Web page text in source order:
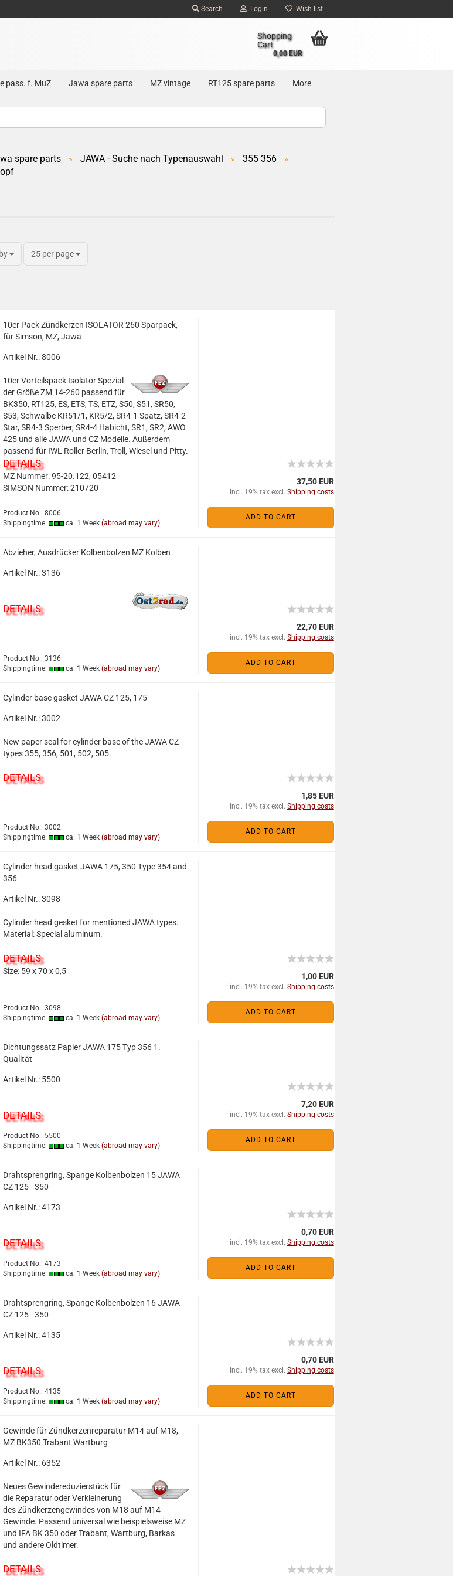
Search Login Wish list
Shopping
Cart
0,00 EUR
pass. f. MuZ Jawa spare parts MZ vintage RT125 spare parts More
spare parts » JAWA - Suche nach Typenauswahl » 355 356 »
25 per page
10er Pack Zündkerzen ISOLATOR 260 Sparpack,
für Simson, MZ, Jawa
Artikel Nr.: 8006
10er Vorteilspack Isolator Spezial
der Größe ZM 14-260 passend für
BK350, RT125, ES, ETS, TS, ETZ, S50, S51, SR50,
S53, Schwalbe KR51/1, KR5/2, SR4-1 Spatz, SR4-2
Star, SR4-3 Sperber, SR4-4 Habicht, SR1, SR2, AWO
425 und alle JAWA und CZ Modelle. Außerdem
passend für IWL Roller Berlin, Troll, Wiesel und Pitty.
DETAILS
MZ Nummer: 95-20.122, 05412
SIMSON Nummer: 210720
Product No.: 8006
Shippingtime:
ca. 1 Week (abroad may vary)
37,50 EUR
incl. 19% tax excl. Shipping costs
ADD TO CART
Abzieher, Ausdrücker Kolbenbolzen MZ Kolben
Artikel Nr.: 3136
DETAILS
Product No.: 3136
Shippingtime:
ca. 1 Week (abroad may vary)
22,70 EUR
incl. 19% tax excl. Shipping costs
ADD TO CART
Cylinder base gasket JAWA CZ 125, 175
Artikel Nr.: 3002
New paper seal for cylinder base of the JAWA CZ
types 355, 356, 501, 502, 505.
DETAILS
Product No.: 3002
Shippingtime:
ca. 1 Week (abroad may vary)
1,85 EUR
incl. 19% tax excl. Shipping costs
ADD TO CART
Cylinder head gasket JAWA 175, 350 Type 354 and
356
Artikel Nr.: 3098
Cylinder head gesket for mentioned JAWA types.
Material: Special aluminum.
DETAILS
Size: 59 x 70 x 0,5
Product No.: 3098
Shippingtime:
ca. 1 Week (abroad may vary)
1,00 EUR
incl. 19% tax excl. Shipping costs
ADD TO CART
Dichtungssatz Papier JAWA 175 Typ 356 1.
Qualität
Artikel Nr.: 5500
DETAILS
Product No.: 5500
Shippingtime:
ca. 1 Week (abroad may vary)
7,20 EUR
incl. 19% tax excl. Shipping costs
ADD TO CART
Drahtsprengring, Spange Kolbenbolzen 15 JAWA
CZ 125 - 350
Artikel Nr.: 4173
DETAILS
Product No.: 4173
Shippingtime:
ca. 1 Week (abroad may vary)
0,70 EUR
incl. 19% tax excl. Shipping costs
ADD TO CART
Drahtsprengring, Spange Kolbenbolzen 16 JAWA
CZ 125 - 350
Artikel Nr.: 4135
DETAILS
Product No.: 4135
Shippingtime:
ca. 1 Week (abroad may vary)
0,70 EUR
incl. 19% tax excl. Shipping costs
ADD TO CART
Gewinde für Zündkerzenreparatur M14 auf M18,
MZ BK350 Trabant Wartburg
Artikel Nr.: 6352
Neues Gewindereduzierstück für
die Reparatur oder Verkleinerung
des Zündkerzengewindes von M18 auf M14
Gewinde. Passend universal wie beispielsweise MZ
und IFA BK 350 oder Trabant, Wartburg, Barkas
und andere Oldtimer.
DETAILS